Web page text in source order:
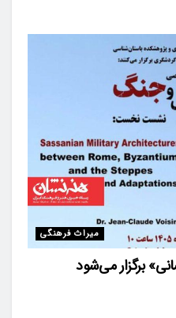
میراث فرهنگی
برگزار می‌شود